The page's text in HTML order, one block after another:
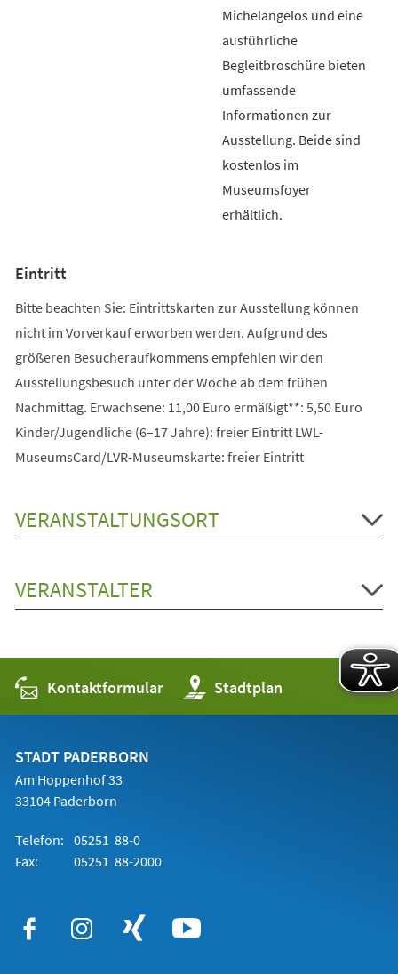
Michelangelos und eine
ausführliche
Begleitbroschüre bieten
umfassende
Informationen zur
Ausstellung. Beide sind
kostenlos im
Museumsfoyer
erhältlich.
Eintritt
Bitte beachten Sie: Eintrittskarten zur Ausstellung können
nicht im Vorverkauf erworben werden. Aufgrund des
größeren Besucheraufkommens empfehlen wir den
Ausstellungsbesuch unter der Woche ab dem frühen
Nachmittag. Erwachsene: 11,00 Euro ermäßigt**: 5,50 Euro
Kinder/Jugendliche (6–17 Jahre): freier Eintritt LWL-
MuseumsCard/LVR-Museumskarte: freier Eintritt
VERANSTALTUNGSORT
VERANSTALTER
Kontaktformular Stadtplan
(Öffnet
in
einem
STADT PADERBORN
Am Hoppenhof 33
33104 Paderborn
Telefon: 05251 88-0
Fax:
05251 88-2000